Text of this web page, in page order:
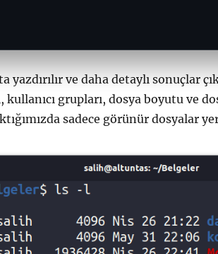
ve daha detaylı sonuçlar
kullanıcı grupları, dosya boyutu ve
sadece görünür dosyalar